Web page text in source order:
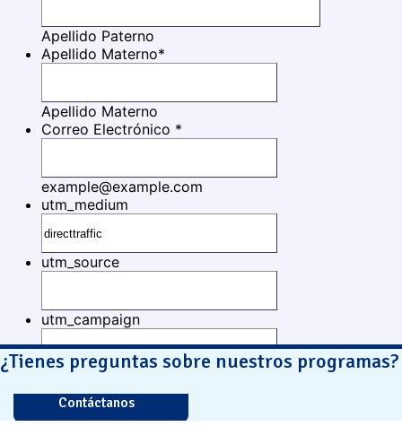
¿Tienes preguntas sobre nuestros programas?
Contáctanos